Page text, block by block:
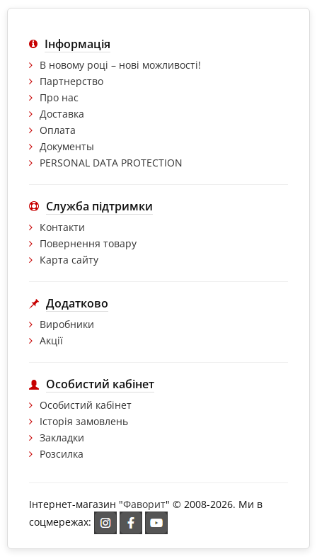
Інформація
В новому році – нові можливості!
Партнерство
Про нас
Доставка
Оплата
Документы
PERSONAL DATA PROTECTION
Служба підтримки
Контакти
Повернення товару
Карта сайту
Додатково
Виробники
Акції
Особистий кабінет
Особистий кабінет
Історія замовлень
Закладки
Розсилка
Інтернет-магазин "Фаворит" © 2008-2026. Ми в
соцмережах: